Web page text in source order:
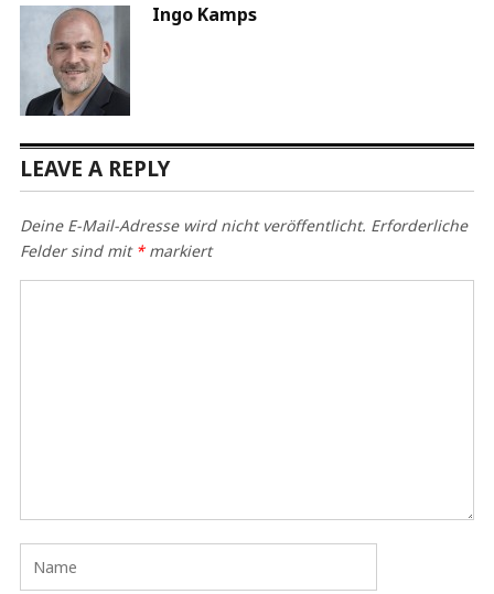
Ingo Kamps
LEAVE A REPLY
Deine E-Mail-Adresse wird nicht veröffentlicht. Erforderliche
Felder sind mit *markiert